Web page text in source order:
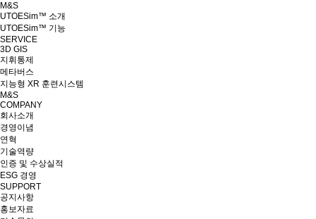
M&S
UTOESim™ 소개
UTOESim™ 기능
SERVICE
3D GIS
지휘통제
메타버스
지능형 XR 훈련시스템
M&S
COMPANY
회사소개
경영이념
연혁
기술역량
인증 및 수상실적
ESG 경영
SUPPORT
공지사항
홍보자료